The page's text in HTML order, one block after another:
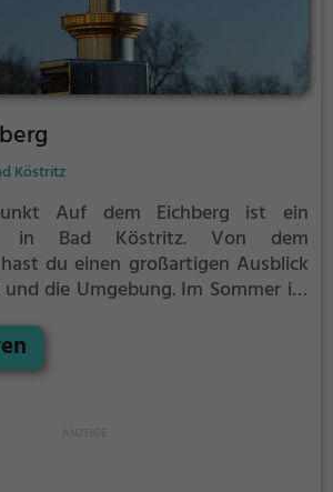
Köstritz
Auf dem Eichberg ist ein
in Bad Köstritz. Von dem
du einen großartigen Ausblick
die Umgebung. Im Sommer ist
Wanderungen
und lockt an warmen und